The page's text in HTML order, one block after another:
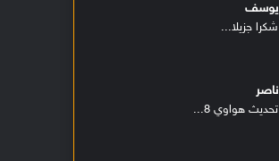
يوسف
شكرا جزيلا...
ناصر
تحديث هواوي 8...